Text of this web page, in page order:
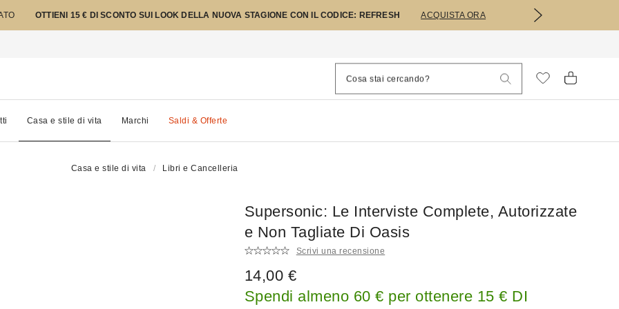
OTTIENI 15 € DI SCONTO SUI LOOK DELLA NUOVA STAGIONE CON IL CODICE: REFRESH ACQUISTA ORA
Casa e stile di vita Marchi Saldi & Offerte
Casa e stile di vita Libri e Cancelleria
Supersonic: Le Interviste Complete, Autorizzate
e Non Tagliate Di Oasis
Scrivi una recensione
14,00 €
Spendi almeno 60 € per ottenere 15 € DI